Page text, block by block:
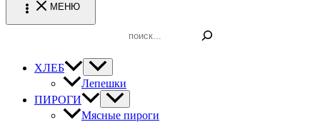
МЕНЮ
ХЛЕБ
Лепешки
ПИРОГИ
Мясные пироги